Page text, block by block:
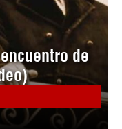
de